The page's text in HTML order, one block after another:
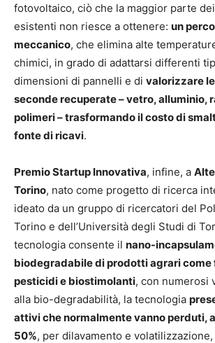
fotovoltaico, ciò che la maggior parte
esistenti non riesce a ottenere: un
meccanico, che elimina alte
chimici, in grado di adattarsi differenti
dimensioni di pannelli e di valorizzare
seconde recuperate – vetro, alluminio,
polimeri – trasformando il costo di
fonte di ricavi.
Premio Startup Innovativa, infine, a
Torino, nato come progetto di ricerca
ideato da un gruppo di ricercatori del
Torino e dell’Università degli Studi di
tecnologia consente il nano-
biodegradabile di prodotti agrari
pesticidi e biostimolanti, con numerosi
alla bio-degradabilità, la tecnologia
attivi che normalmente vanno perduti,
50%, per dilavamento e volatilizzazione,